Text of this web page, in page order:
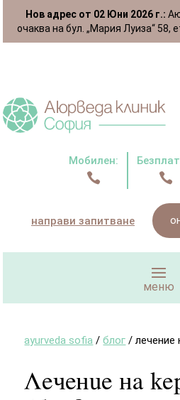
Нов адрес от 02 Юни 2026 г.:
очаква на бул. „Мария Луиза“ 58,
Мобилен:
 
направи запитване
ayurveda sofia /блог /лечение
Лечение на